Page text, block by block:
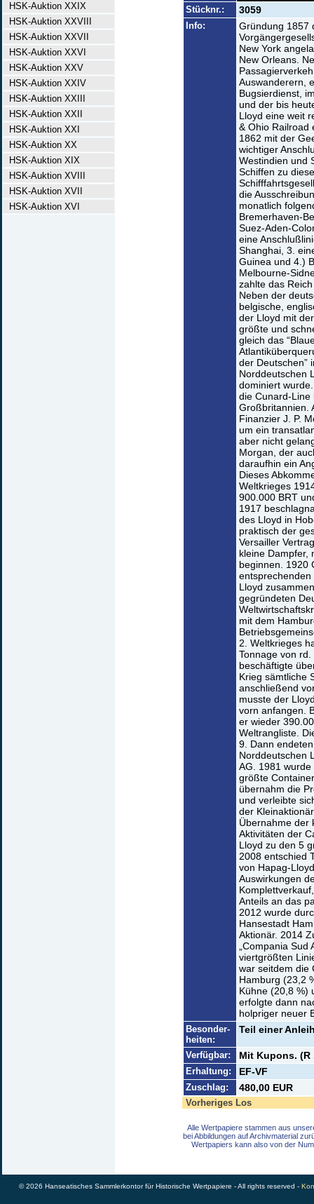
HSK-Auktion XXIX
HSK-Auktion XXVIII
HSK-Auktion XXVII
HSK-Auktion XXVI
HSK-Auktion XXV
HSK-Auktion XXIV
HSK-Auktion XXIII
HSK-Auktion XXII
HSK-Auktion XXI
HSK-Auktion XX
HSK-Auktion XIX
HSK-Auktion XVIII
HSK-Auktion XVII
HSK-Auktion XVI
Stücknr.: 3059
Info:
Gründung 1857
New York
New Orleans.
Auswanderern,
Bugsierdienst,
und der bis
Lloyd eine weit
& Ohio Railroad
1862 mit der
wichtiger
Westindien und
Schiffen zu
die
monatlich
Bremerhaven-
Suez-Aden-
eine
Shanghai, 3.
Guinea und 4.)
Melbourne-
zahlte das
Neben der
belgische,
der Lloyd mit
größte und
gleich das
der Deutschen”
Norddeutschen
dominiert
die Cunard-Line
Großbritannien.
Finanzier J. P.
um ein
aber nicht
Morgan, der
daraufhin ein
Dieses
Weltkrieges
900.000 BRT
1917
des Lloyd in
praktisch der
Versailler
kleine Dampfer,
beginnen. 1920
entsprechenden
Lloyd
gegründeten
mit dem
2. Weltkrieges
Tonnage von
beschäftigte
Krieg sämtliche
anschließend
musste der
vorn anfangen.
er wieder
Weltrangliste.
9. Dann
Norddeutschen
AG. 1981 wurde
größte
übernahm die
und verleibte
der
Übernahme der
Aktivitäten der
Lloyd zu den 5
2008 entschied
von Hapag-
Auswirkungen
Anteils an das
2012 wurde
Hansestadt
Aktionär. 2014
„Compania
viertgrößten
war seitdem die
Hamburg (23,2
Kühne (20,8 %)
erfolgte dann
holpriger neuer
Besonder-
heiten:
Teil einer
Verfügbar: Mit Kupons. (R
Erhaltung: EF-VF
Zuschlag: 480,00 EUR
Vorheriges Los
Alle Wertpapiere stammen aus
bei Abbildungen auf Archivmaterial
Wertpapiers kann also von der
© 2026 Hanseatisches Sammlerkontor für Historische Wertpapiere - All rights reserved -